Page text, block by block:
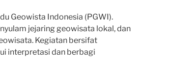
Geowista Indonesia (PGWI).
jejaring geowisata lokal, dan
Kegiatan bersifat
interpretasi dan berbagi